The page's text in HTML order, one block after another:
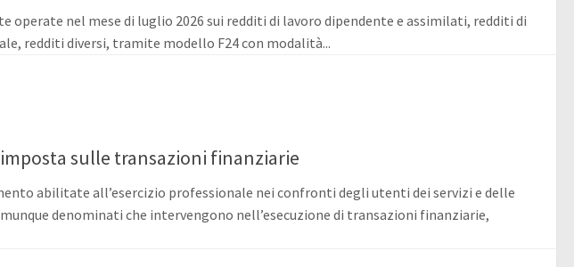
operate nel mese di luglio 2026 sui redditi di lavoro dipendente e assimilati, redditi di
redditi diversi, tramite modello F24 con modalità...
imposta sulle transazioni finanziarie
abilitate all’esercizio professionale nei confronti degli utenti dei servizi e delle
denominati che intervengono nell’esecuzione di transazioni finanziarie,